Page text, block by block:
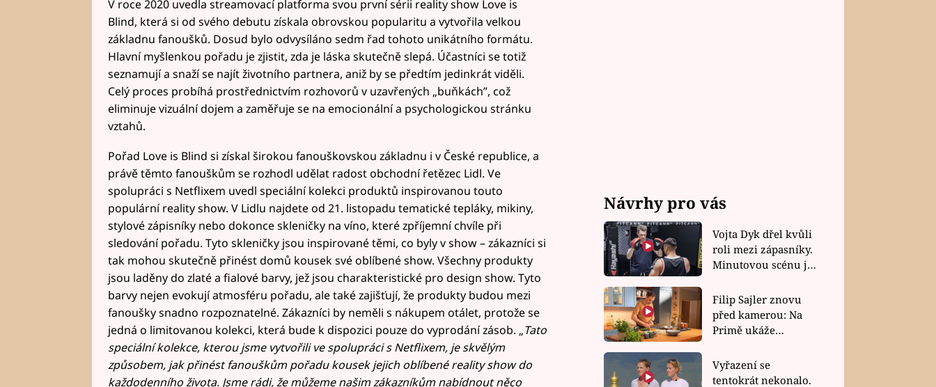
V roce 2020 uvedla streamovací platforma svou první sérii reality show Love is
Blind, která si od svého debutu získala obrovskou popularitu a vytvořila velkou
základnu fanoušků. Dosud bylo odvysíláno sedm řad tohoto unikátního formátu.
Hlavní myšlenkou pořadu je zjistit, zda je láska skutečně slepá. Účastníci se totiž
seznamují a snaží se najít životního partnera, aniž by se předtím jedinkrát viděli.
Celý proces probíhá prostřednictvím rozhovorů v uzavřených „buňkách”, což
eliminuje vizuální dojem a zaměřuje se na emocionální a psychologickou stránku
vztahů.
Pořad Love is Blind si získal širokou fanouškovskou základnu i v České republice, a
právě těmto fanouškům se rozhodl udělat radost obchodní řetězec Lidl. Ve
spolupráci s Netflixem uvedl speciální kolekci produktů inspirovanou touto
populární reality show. V Lidlu najdete od 21. listopadu tematické tepláky, mikiny,
stylové zápisníky nebo dokonce skleničky na víno, které zpříjemní chvíle při
sledování pořadu. Tyto skleničky jsou inspirované těmi, co byly v show – zákazníci si
tak mohou skutečně přinést domů kousek své oblíbené show. Všechny produkty
jsou laděny do zlaté a fialové barvy, jež jsou charakteristické pro design show. Tyto
barvy nejen evokují atmosféru pořadu, ale také zajišťují, že produkty budou mezi
fanoušky snadno rozpoznatelné. Zákazníci by neměli s nákupem otálet, protože se
jedná o limitovanou kolekci, která bude k dispozici pouze do vyprodání zásob. „Tato
speciální kolekce, kterou jsme vytvořili ve spolupráci s Netflixem, je skvělým
způsobem, jak přinést fanouškům pořadu kousek jejich oblíbené reality show do
každodenního života. Jsme rádi, že můžeme našim zákazníkům nabídnout něco
Návrhy pro vás
Vojta Dyk dřel kvůli
roli mezi zápasníky.
Minutovou scénu jel
Filip Sajler znovu
před kamerou: Na
Primě ukáže
rychlé recepty
Vyřazení se
tentokrát nekonalo.